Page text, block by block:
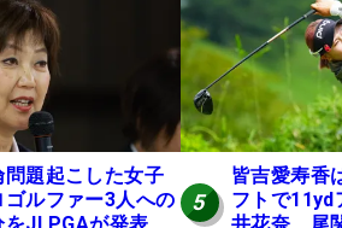
問題起こした女子
ゴルファー3人への
をJLPGAが発表
5
皆吉愛寿香
フトで
井花奈、尾